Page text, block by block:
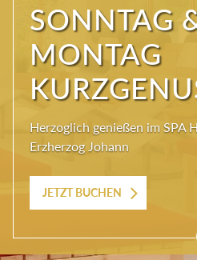
SONNTAG
MONTAG
Herzoglich genießen im SPA
Erzherzog Johann
JETZT BUCHEN